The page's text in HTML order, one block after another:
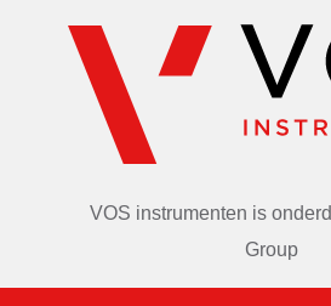
VOS instrumenten is
Group